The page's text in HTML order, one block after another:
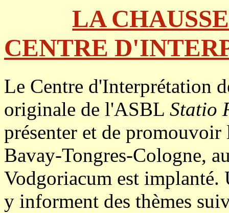
LA
CENTRE
Le Centre d'Interprétation
originale de l'ASBL Statio
présenter et de
Bavay-Tongres-Cologne,
Vodgoriacum est implanté.
y informent des thèmes